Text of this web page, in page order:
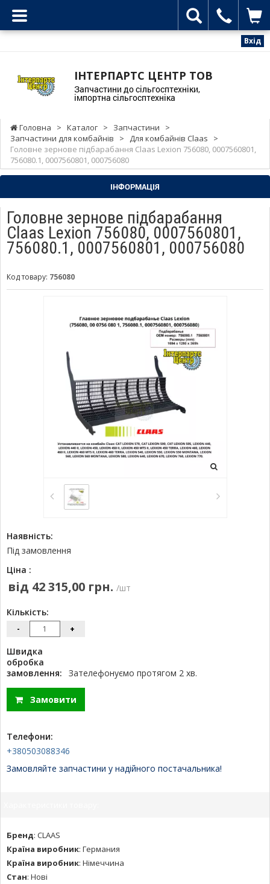
Вхід
ІНТЕРПАРТС ЦЕНТР ТОВ
Запчастини до сільгосптехніки,
імпортна сільгосптехніка
Головна > Каталог > Запчастини
>
Запчастини для комбайнів
> Для комбайнів Claas
>
Головне зернове підбарабання Claas Lexion 756080, 0007560801,
756080.1, 0007560801, 000756080
ІНФОРМАЦІЯ
Головне зернове підбарабання
Claas Lexion 756080, 0007560801,
756080.1, 0007560801, 000756080
Код товару: 756080
Наявність:
Під замовлення
Ціна :
від 42 315,00 грн. /шт
Кількість:
- +
Швидка
обробка
замовлення:
Зателефонуємо протягом 2 хв.
Замовити
Телефони:
+380503088346
Замовляйте запчастини у надійного постачальника!
Бренд: CLAAS
Країна виробник: Германия
Країна виробник: Німеччина
Стан: Нові